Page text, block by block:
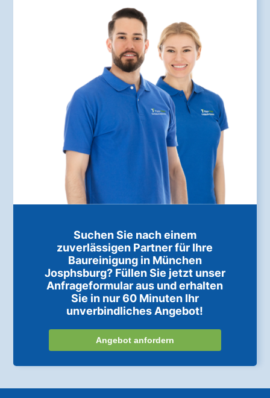
Suchen Sie nach einem
zuverlässigen Partner für Ihre
Baureinigung in München
Josphsburg? Füllen Sie jetzt unser
Anfrageformular aus und erhalten
Sie in nur 60 Minuten Ihr
unverbindliches Angebot!
Angebot anfordern